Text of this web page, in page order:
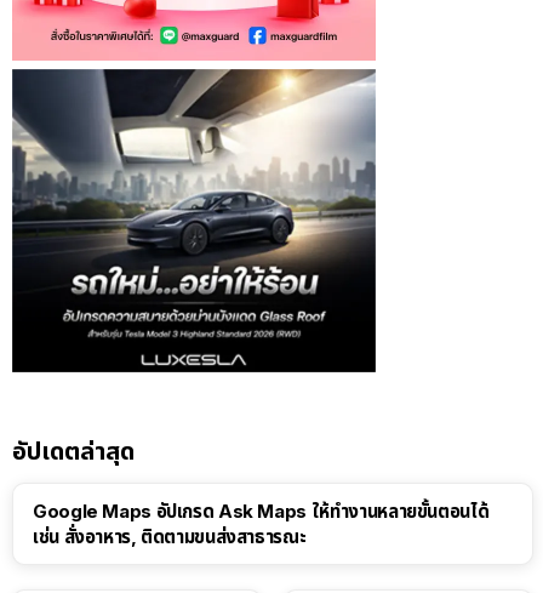
อัปเดตล่าสุด
Google Maps อัปเกรด Ask Maps ให้ทำงานหลายขั้นตอนได้
เช่น สั่งอาหาร, ติดตามขนส่งสาธารณะ